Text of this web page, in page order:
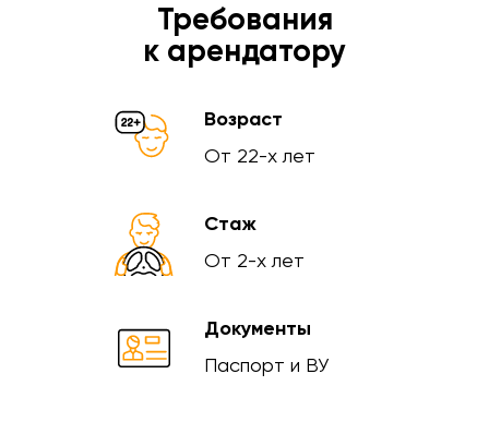
Требования
к арендатору
Возраст
От 22-х лет
Стаж
От 2-х лет
Документы
Паспорт и ВУ